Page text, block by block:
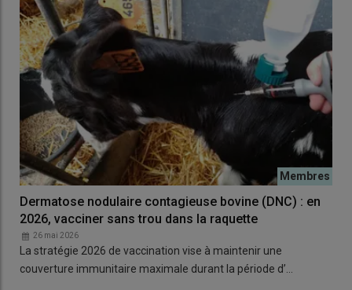
Dermatose nodulaire contagieuse bovine (DNC) : en
2026, vacciner sans trou dans la raquette
26 mai 2026
La stratégie 2026 de vaccination vise à maintenir une
couverture immunitaire maximale durant la période d’…